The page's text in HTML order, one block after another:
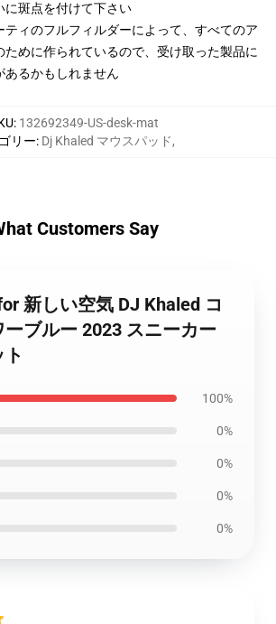
に斑点を付けて下さい
ティのフルフィルダーによって、すべてのア
ために作られているので、受け取った製品に
あるかもしれません
: 132692349-US-desk-mat
リー: Dj Khaled マウスパッド,
Customers Say
新しい空気 DJ Khaled コ
ブルー 2023 スニーカー
100%
0%
0%
0%
0%